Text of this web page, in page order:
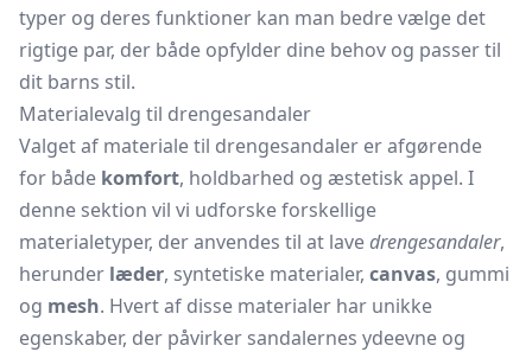
typer og deres funktioner kan man bedre vælge det
rigtige par, der både opfylder dine behov og passer til
dit barns stil.
Materialevalg til drengesandaler
Valget af materiale til drengesandaler er afgørende
for både komfort, holdbarhed og æstetisk appel. I
denne sektion vil vi udforske forskellige
materialetyper, der anvendes til at lavedrengesandaler,
herunder læder, syntetiske materialer, canvas, gummi
og mesh. Hvert af disse materialer har unikke
egenskaber, der påvirker sandalernes ydeevne og